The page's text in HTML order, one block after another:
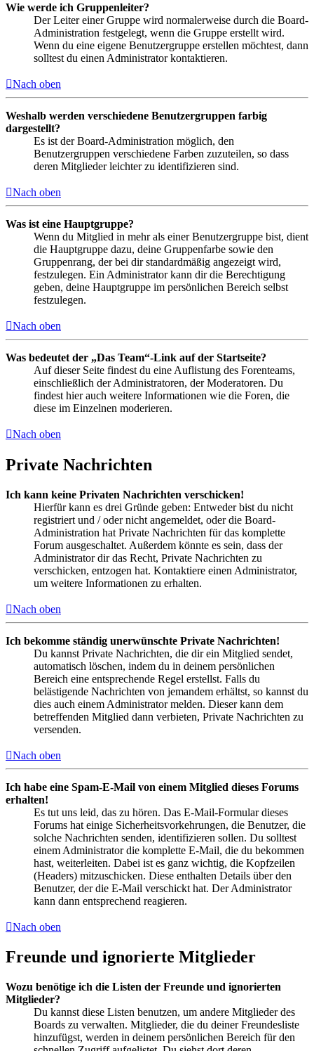
Wie werde ich Gruppenleiter?
Der Leiter einer Gruppe wird normalerweise durch die Board-
Administration festgelegt, wenn die Gruppe erstellt wird.
Wenn du eine eigene Benutzergruppe erstellen möchtest, dann
solltest du einen Administrator kontaktieren.
Nach oben
Weshalb werden verschiedene Benutzergruppen farbig
dargestellt?
Es ist der Board-Administration möglich, den
Benutzergruppen verschiedene Farben zuzuteilen, so dass
deren Mitglieder leichter zu identifizieren sind.
Nach oben
Was ist eine Hauptgruppe?
Wenn du Mitglied in mehr als einer Benutzergruppe bist, dient
die Hauptgruppe dazu, deine Gruppenfarbe sowie den
Gruppenrang, der bei dir standardmäßig angezeigt wird,
festzulegen. Ein Administrator kann dir die Berechtigung
geben, deine Hauptgruppe im persönlichen Bereich selbst
festzulegen.
Nach oben
Was bedeutet der „Das Team“-Link auf der Startseite?
Auf dieser Seite findest du eine Auflistung des Forenteams,
einschließlich der Administratoren, der Moderatoren. Du
findest hier auch weitere Informationen wie die Foren, die
diese im Einzelnen moderieren.
Nach oben
Private Nachrichten
Ich kann keine Privaten Nachrichten verschicken!
Hierfür kann es drei Gründe geben: Entweder bist du nicht
registriert und / oder nicht angemeldet, oder die Board-
Administration hat Private Nachrichten für das komplette
Forum ausgeschaltet. Außerdem könnte es sein, dass der
Administrator dir das Recht, Private Nachrichten zu
verschicken, entzogen hat. Kontaktiere einen Administrator,
um weitere Informationen zu erhalten.
Nach oben
Ich bekomme ständig unerwünschte Private Nachrichten!
Du kannst Private Nachrichten, die dir ein Mitglied sendet,
automatisch löschen, indem du in deinem persönlichen
Bereich eine entsprechende Regel erstellst. Falls du
belästigende Nachrichten von jemandem erhältst, so kannst du
dies auch einem Administrator melden. Dieser kann dem
betreffenden Mitglied dann verbieten, Private Nachrichten zu
versenden.
Nach oben
Ich habe eine Spam-E-Mail von einem Mitglied dieses Forums
erhalten!
Es tut uns leid, das zu hören. Das E-Mail-Formular dieses
Forums hat einige Sicherheitsvorkehrungen, die Benutzer, die
solche Nachrichten senden, identifizieren sollen. Du solltest
einem Administrator die komplette E-Mail, die du bekommen
hast, weiterleiten. Dabei ist es ganz wichtig, die Kopfzeilen
(Headers) mitzuschicken. Diese enthalten Details über den
Benutzer, der die E-Mail verschickt hat. Der Administrator
kann dann entsprechend reagieren.
Nach oben
Freunde und ignorierte Mitglieder
Wozu benötige ich die Listen der Freunde und ignorierten
Mitglieder?
Du kannst diese Listen benutzen, um andere Mitglieder des
Boards zu verwalten. Mitglieder, die du deiner Freundesliste
hinzufügst, werden in deinem persönlichen Bereich für den